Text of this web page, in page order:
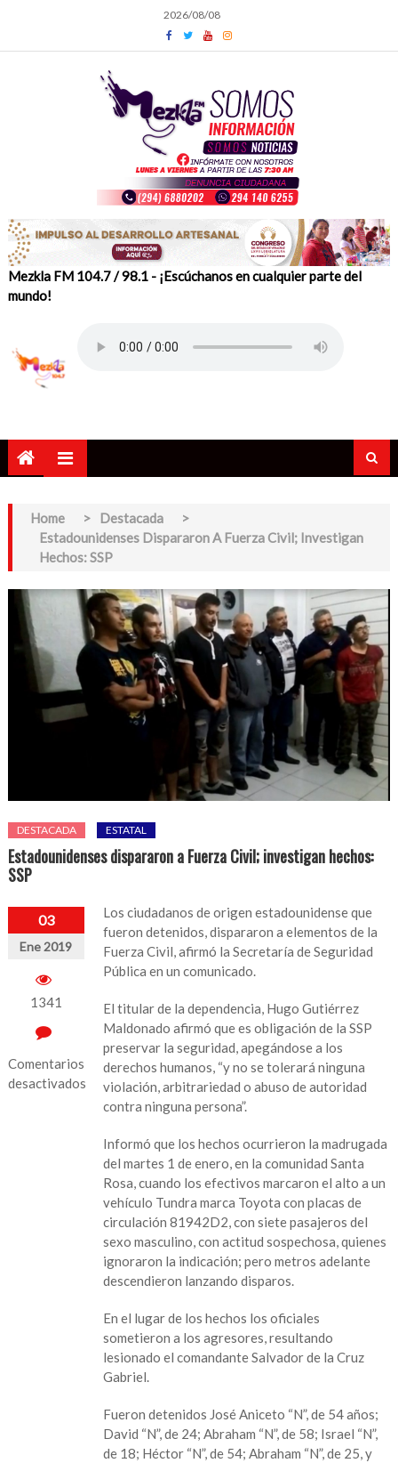
content
2026/08/08
Mezkla FM 104.7 / 98.1 - ¡Escúchanos en cualquier parte del
mundo!
Home > Destacada
>
Estadounidenses Dispararon A Fuerza Civil; Investigan
Hechos: SSP
DESTACADA ESTATAL
Estadounidenses dispararon a Fuerza Civil; investigan hechos:
SSP
03
Ene 2019
1341
Comentarios
desactivados
Los ciudadanos de origen estadounidense que
fueron detenidos, dispararon a elementos de la
Fuerza Civil, afirmó la Secretaría de Seguridad
Pública en un comunicado.
El titular de la dependencia, Hugo Gutiérrez
Maldonado afirmó que es obligación de la SSP
preservar la seguridad, apegándose a los
derechos humanos, “y no se tolerará ninguna
violación, arbitrariedad o abuso de autoridad
contra ninguna persona”.
Informó que los hechos ocurrieron la madrugada
del martes 1 de enero, en la comunidad Santa
Rosa, cuando los efectivos marcaron el alto a un
vehículo Tundra marca Toyota con placas de
circulación 81942D2, con siete pasajeros del
sexo masculino, con actitud sospechosa, quienes
ignoraron la indicación; pero metros adelante
descendieron lanzando disparos.
En el lugar de los hechos los oficiales
sometieron a los agresores, resultando
lesionado el comandante Salvador de la Cruz
Gabriel.
Fueron detenidos José Aniceto “N”, de 54 años;
David “N”, de 24; Abraham “N”, de 58; Israel “N”,
de 18; Héctor “N”, de 54; Abraham “N”, de 25, y